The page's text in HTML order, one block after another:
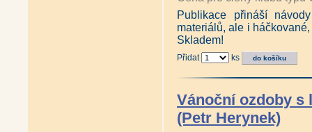
Publikace přináší
materiálů, ale i
Skladem!
Přidat ks
Vánoční ozdoby s
(Petr Herynek)